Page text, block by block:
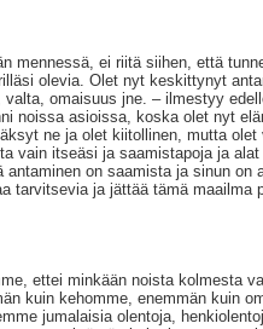
mennessä, ei riitä siihen, että
olevia. Olet nyt keskittynyt
omaisuus jne. – ilmestyy
noissa asioissa, koska olet nyt
ne ja olet kiitollinen, mutta olet
vain itseäsi ja saamistapoja ja
on saamista ja sinun on
tarvitsevia ja jättää tämä maailma
ettei minkään noista kolmesta
kuin kehomme, enemmän kuin
jumalaisia olentoja,